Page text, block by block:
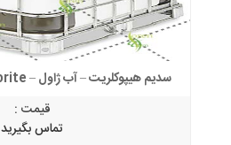
سدیم هیپوکلریت – آب ژاول – Sodium hypochlorite
قیمت :
تماس بگیرید